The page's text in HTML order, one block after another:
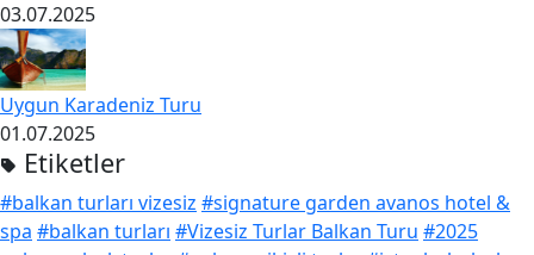
03.07.2025
Uygun Karadeniz Turu
01.07.2025
Etiketler
#balkan turları vizesiz #signature garden avanos hotel &
spa #balkan turları #Vizesiz Turlar Balkan Turu #2025